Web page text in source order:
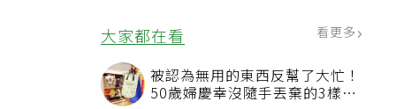
大家都在看
被認為無用的東西反幫了大忙！